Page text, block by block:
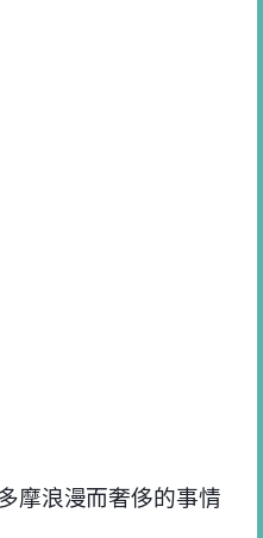
摩浪漫而奢侈的事情